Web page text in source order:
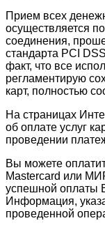
Прием всех
осуществляется
соединения,
стандарта PCI
факт, что все
регламентирую
карт, полностью
На страницах
об оплате услуг
проведении
Вы можете
Mastercard или
успешной оплаты
Информация,
проведенной